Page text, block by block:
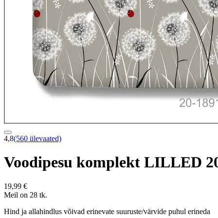
4,8(560 ülevaated)
Voodipesu komplekt LILLED
19,99 €
Meil on 28 tk.
Hind ja allahindlus võivad erinevate suuruste/värvide puhul erineda